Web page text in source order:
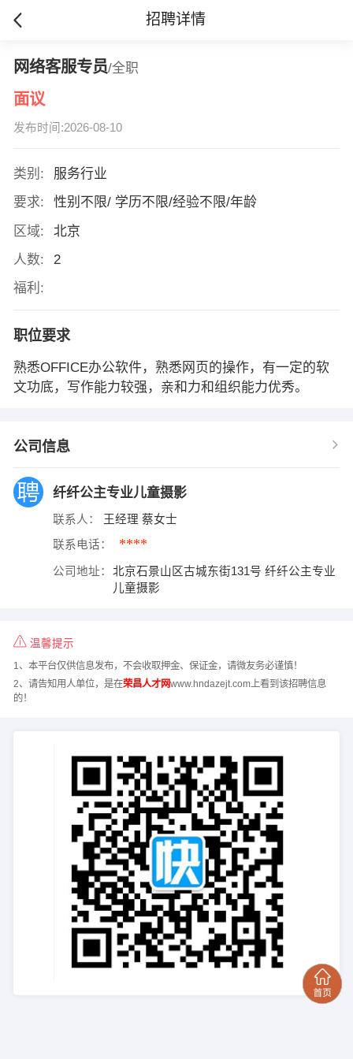
招聘详情
网络客服专员/全职
面议
发布时间:2026-08-10
类别:
服务行业
要求:
性别不限/ 学历不限/经验不限/年龄
区域:
北京
人数:
2
福利:
职位要求
熟悉OFFICE办公软件，熟悉网页的操作，有一定的软
文功底，写作能力较强，亲和力和组织能力优秀。
公司信息
纤纤公主专业儿童摄影
联系人： 王经理 蔡女士
联系电话： ****
公司地址：
北京石景山区古城东街131号 纤纤公主专业
儿童摄影
温馨提示
1、本平台仅供信息发布，不会收取押金、保证金，请微友务必谨慎！
2、请告知用人单位，是在荣昌人才网www.hndazejt.com上看到该招聘信息
的！